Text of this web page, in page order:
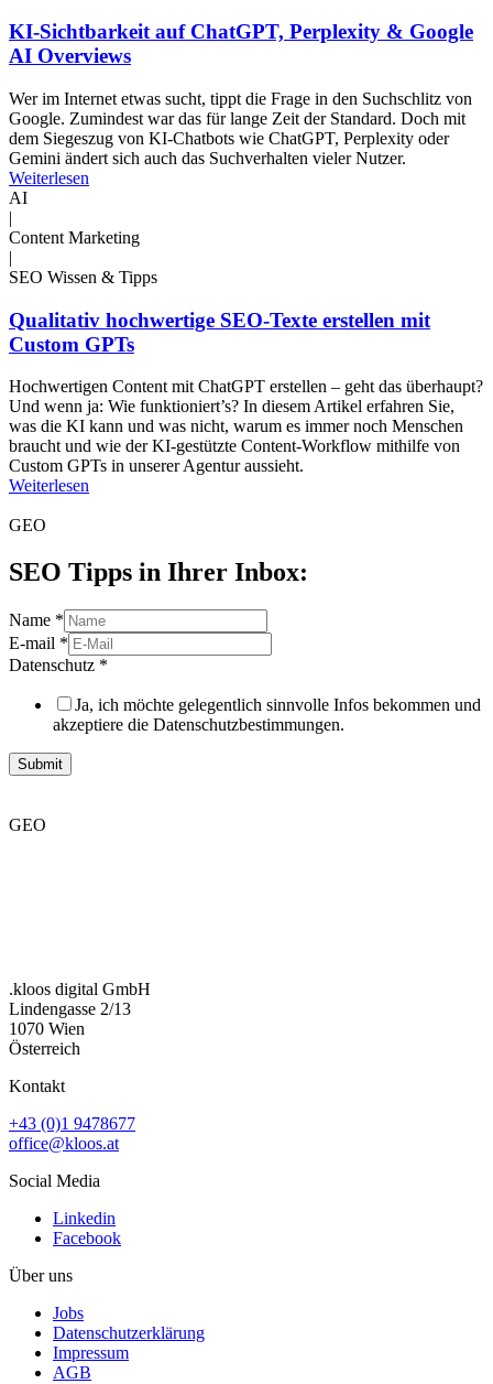
KI-Sichtbarkeit auf ChatGPT, Perplexity & Google
AI Overviews
Wer im Internet etwas sucht, tippt die Frage in den Suchschlitz von
Google. Zumindest war das für lange Zeit der Standard. Doch mit
dem Siegeszug von KI-Chatbots wie ChatGPT, Perplexity oder
Gemini ändert sich auch das Suchverhalten vieler Nutzer.
Weiterlesen
AI
|
Content Marketing
|
SEO Wissen & Tipps
Qualitativ hochwertige SEO-Texte erstellen mit
Custom GPTs
Hochwertigen Content mit ChatGPT erstellen – geht das überhaupt?
Und wenn ja: Wie funktioniert’s? In diesem Artikel erfahren Sie,
was die KI kann und was nicht, warum es immer noch Menschen
braucht und wie der KI-gestützte Content-Workflow mithilfe von
Custom GPTs in unserer Agentur aussieht.
Weiterlesen
GEO
SEO Tipps in Ihrer Inbox:
Name *
E-mail *
Datenschutz *
Ja, ich möchte gelegentlich sinnvolle Infos bekommen und
akzeptiere die Datenschutzbestimmungen.
Submit
GEO
.kloos digital GmbH
Lindengasse 2/13
1070 Wien
Österreich
Kontakt
+43 (0)1 9478677
office@kloos.at
Social Media
Linkedin
Facebook
Über uns
Jobs
Datenschutzerklärung
Impressum
AGB